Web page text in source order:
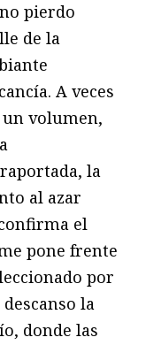
pierdo
de la
A veces
volumen,
la
al azar
el
pone frente
por
la
donde las